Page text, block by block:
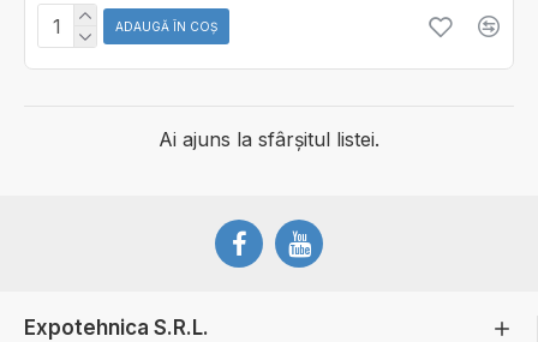
ADAUGĂ ÎN COŞ
Ai ajuns la sfârșitul listei.
Expotehnica S.R.L.